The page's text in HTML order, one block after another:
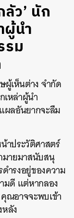
ว’ นัก
ผู้นำ
รม
ผู้เห็นต่าง จำกัด
หล่าผู้นำ
ผลอันยากจะลืม
าประวัติศาสตร์
มายมาสนับสนุ
ดำรงอยู่ของความ
มดี แต่หากลอง
ณอาจจะพบเข้า
ลัง